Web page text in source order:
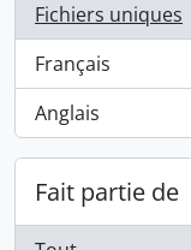
Fichiers uniques
, 25 résultats
Français
, 25 résultats
Anglais
, 3 résultats
Fait partie de